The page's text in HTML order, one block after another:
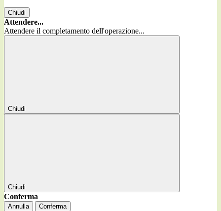
Chiudi
Attendere...
Attendere il completamento dell'operazione...
Chiudi
Chiudi
Conferma
Annulla Conferma